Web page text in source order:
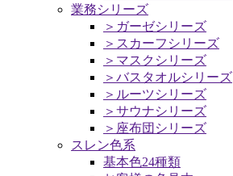
業務シリーズ
＞ガーゼシリーズ
＞スカーフシリーズ
＞マスクシリーズ
＞バスタオルシリーズ
＞ルーツシリーズ
＞サウナシリーズ
＞座布団シリーズ
スレン色系
基本色24種類